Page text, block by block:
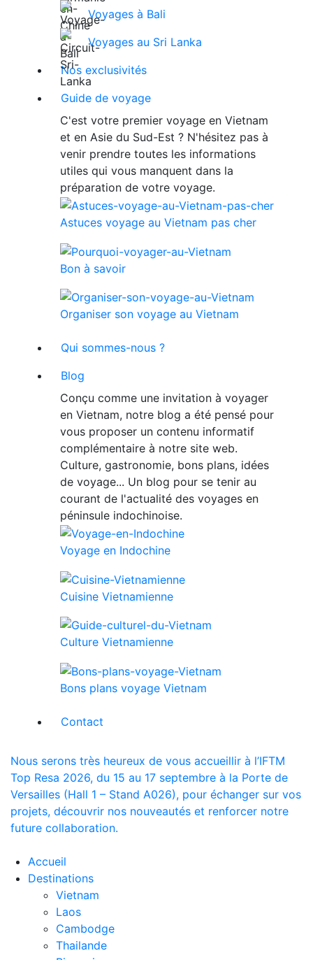
Voyages à Bali
Voyages au Sri Lanka
Nos exclusivités
Guide de voyage
C'est votre premier voyage en Vietnam
et en Asie du Sud-Est ? N'hésitez pas à
venir prendre toutes les informations
utiles qui vous manquent dans la
préparation de votre voyage.
Astuces voyage au Vietnam pas cher
Bon à savoir
Organiser son voyage au Vietnam
Qui sommes-nous ?
Blog
Conçu comme une invitation à voyager
en Vietnam, notre blog a été pensé pour
vous proposer un contenu informatif
complémentaire à notre site web.
Culture, gastronomie, bons plans, idées
de voyage... Un blog pour se tenir au
courant de l'actualité des voyages en
péninsule indochinoise.
Voyage en Indochine
Cuisine Vietnamienne
Culture Vietnamienne
Bons plans voyage Vietnam
Contact
Nous serons très heureux de vous accueillir à l’IFTM
Top Resa 2026, du 15 au 17 septembre à la Porte de
Versailles (Hall 1 – Stand A026), pour échanger sur vos
projets, découvrir nos nouveautés et renforcer notre
future collaboration.
Accueil
Destinations
Vietnam
Laos
Cambodge
Thailande